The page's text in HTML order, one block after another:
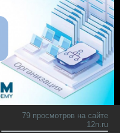
79 просмотров на сайте
12n.ru